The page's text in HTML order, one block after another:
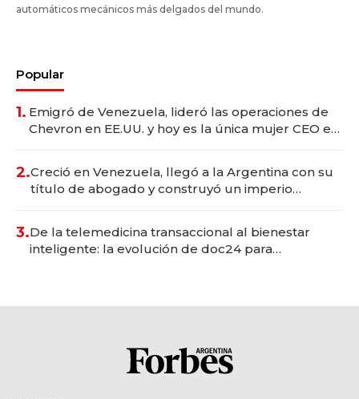
automáticos mecánicos más delgados del mundo.
Popular
1. Emigró de Venezuela, lideró las operaciones de
Chevron en EE.UU. y hoy es la única mujer CEO en
2.Creció en Venezuela, llegó a la Argentina con su
título de abogado y construyó un imperio
3.De la telemedicina transaccional al bienestar
inteligente: la evolución de doc24 para